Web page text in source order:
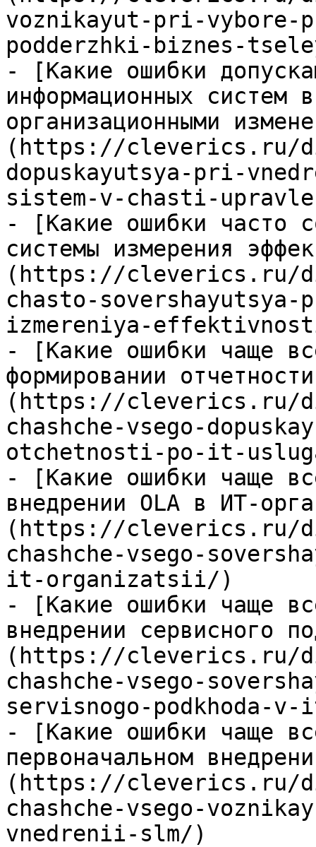
voznikayut-pri-
podderzhki-biznes-
- [Какие ошибки
информационных систем
организационными
(https://cleverics.ru/
dopuskayutsya-pri-
sistem-v-chasti-
- [Какие ошибки часто
системы измерения
(https://cleverics.ru/
chasto-
izmereniya-
- [Какие ошибки чаще
формировании
(https://cleverics.ru/
chashche-vsego-
otchetnosti-po-it-
- [Какие ошибки чаще
внедрении OLA в ИТ-
(https://cleverics.ru/
chashche-vsego-
it-organizatsii/)
- [Какие ошибки чаще
внедрении сервисного
(https://cleverics.ru/
chashche-vsego-
servisnogo-podkhoda-
- [Какие ошибки чаще
первоначальном
(https://cleverics.ru/
chashche-vsego-
vnedrenii-slm/)